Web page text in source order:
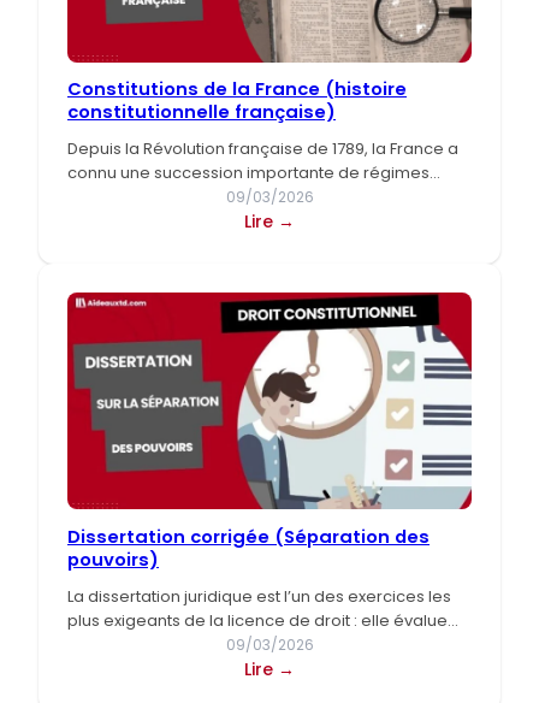
Constitutions de la France (histoire
constitutionnelle française)
Depuis la Révolution française de 1789, la France a
connu une succession importante de régimes
09/03/2026
Lire →
la
France
(histoire
constitutionnelle
française)
Dissertation corrigée (Séparation des
pouvoirs)
La dissertation juridique est l’un des exercices les
plus exigeants de la licence de droit : elle évalue…
09/03/2026
Lire →